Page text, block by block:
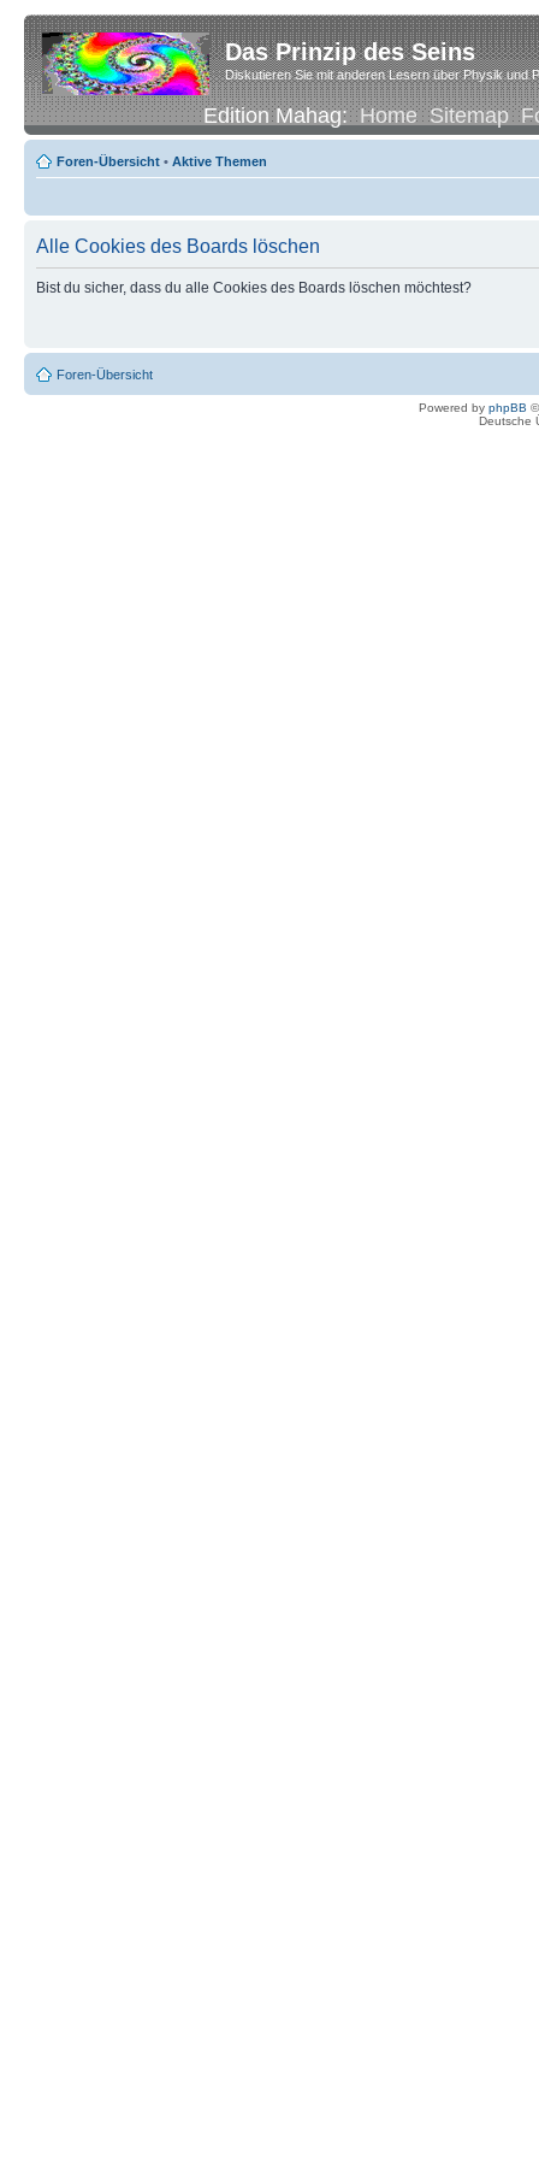
Das Prinzip des Seins
Diskutieren Sie mit anderen Lesern über Physik und
Edition Mahag:Home Sitemap
Foren-Übersicht • Aktive Themen
Alle Cookies des Boards löschen
Bist du sicher, dass du alle Cookies des Boards löschen möchtest?
Foren-Übersicht
Powered by phpBB
Deutsche